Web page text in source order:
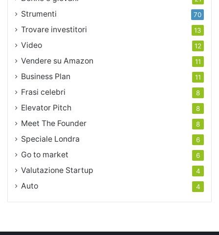
Strumenti 70
Trovare investitori 13
Video 12
Vendere su Amazon 11
Business Plan 11
Frasi celebri 8
Elevator Pitch 8
Meet The Founder 8
Speciale Londra 6
Go to market 6
Valutazione Startup 4
Auto 4